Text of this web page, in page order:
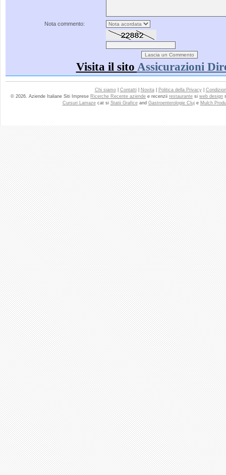
Nota commento:
Visita il sito Assicurazioni
Chi siamo| Contatti| Novita| Politica della Privacy|
© 2026. Aziende Italiane Siti Imprese Ricerche Recente aziende e recenzii restaurante si web design
Cursuri Lamazecat si Statii Graficeand Gastroenterologie Cluje Mulch